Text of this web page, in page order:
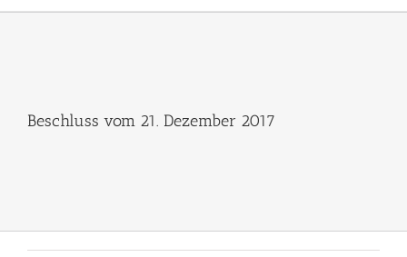
Beschluss vom 21. Dezember 2017